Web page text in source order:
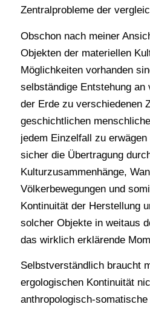
Zentralprobleme der
Obschon nach meiner
Objekten der materiellen
Möglichkeiten vorhanden
selbständige Entstehung an
der Erde zu verschiedenen
geschichtlichen
jedem Einzelfall zu
sicher die Übertragung
Kulturzusammenhänge,
Völkerbewegungen und
Kontinuität der Herstellung
solcher Objekte in weitaus
das wirklich erklärende
Selbstverständlich braucht
ergologischen Kontinuität
anthropologisch-